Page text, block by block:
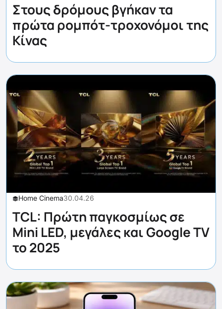
Στους δρόμους βγήκαν τα
πρώτα ρομπότ-τροχονόμοι της
Κίνας
Home Cinema30.04.26
TCL: Πρώτη παγκοσμίως σε
Mini LED, μεγάλες και Google TV
το 2025